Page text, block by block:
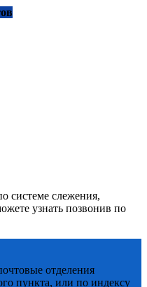
системе слежения,
узнать позвонив по
отделения
пункта, или по индексу